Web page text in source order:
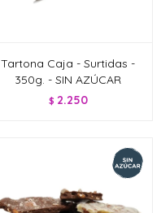
Tartona Caja - Surtidas -
350g. - SIN AZÚCAR
$ 2.250